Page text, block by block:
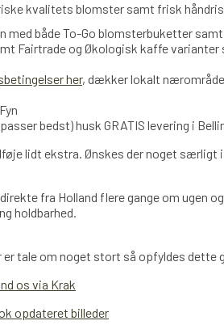
kvalitets blomster samt frisk
med både To-Go blomsterbuketter
Fairtrade og Økologisk kaffe
her, dækker lokalt nærområde
bedst) husk GRATIS levering i
lidt ekstra. Ønskes der noget
fra Holland fleregange om ugen
holdbarhed.
tale om noget stort så opfyldes dette
os via Krak
opdateret billeder